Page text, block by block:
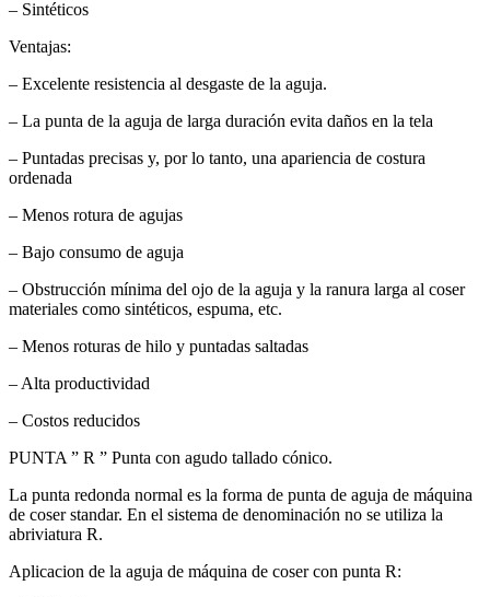
– Sintéticos
Ventajas:
– Excelente resistencia al desgaste de la aguja.
– La punta de la aguja de larga duración evita daños en la tela
– Puntadas precisas y, por lo tanto, una apariencia de costura
ordenada
– Menos rotura de agujas
– Bajo consumo de aguja
– Obstrucción mínima del ojo de la aguja y la ranura larga al coser
materiales como sintéticos, espuma, etc.
– Menos roturas de hilo y puntadas saltadas
– Alta productividad
– Costos reducidos
PUNTA ” R ” Punta con agudo tallado cónico.
La punta redonda normal es la forma de punta de aguja de máquina
de coser standar. En el sistema de denominación no se utiliza la
abriviatura R.
Aplicacion de la aguja de máquina de coser con punta R: